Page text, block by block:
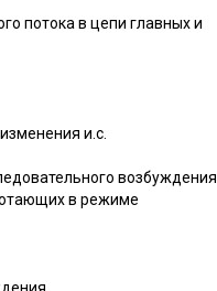
потока в цепи главных и
и.с.
возбуждения
в режиме